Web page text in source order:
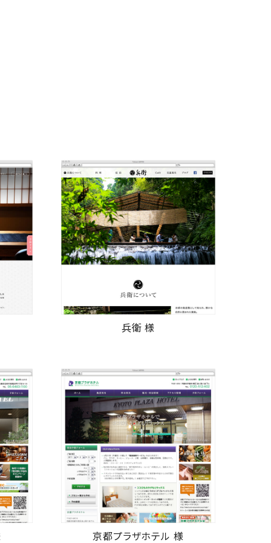
兵衛 様
京都プラザホテル 様